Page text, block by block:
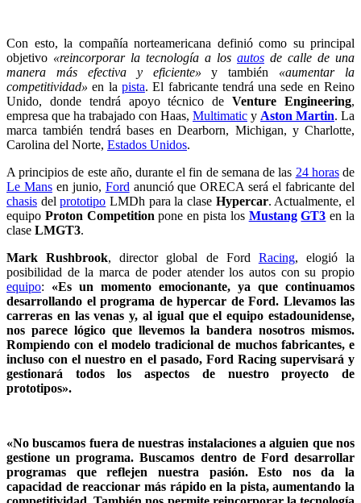
Con esto, la compañía norteamericana definió como su principal
objetivo «reincorporar la tecnología a los autos de calle de una
manera más efectiva y eficiente» y también «aumentar la
competitividad» en la pista. El fabricante tendrá una sede en Reino
Unido, donde tendrá apoyo técnico deVenture Engineering,
empresa que ha trabajado con Haas, Multimatic y Aston Martin. La
marca también tendrá bases en Dearborn, Michigan, y Charlotte,
Carolina del Norte, Estados Unidos.
A principios de este año, durante el fin de semana de las 24 horasde
Le Mansen junio, Ford anunció que ORECA será el fabricante del
chasis delprototipo LMDh para la clase Hypercar. Actualmente, el
equipo Proton Competition pone en pista los Mustang GT3 en la
clase LMGT3.
Mark Rushbrook, director global de Ford Racing, elogió la
posibilidad de la marca de poder atender los autos con su propio
equipo: «Es un momento emocionante, ya que continuamos
desarrollando el programa de hypercar de Ford. Llevamos las
carreras en las venas y, al igual que el equipo estadounidense,
nos parece lógico que llevemos la bandera nosotros mismos.
Rompiendo con el modelo tradicional de muchos fabricantes, e
incluso con el nuestro en el pasado, Ford Racing supervisará y
gestionará todos los aspectos de nuestro proyecto de
prototipos».
«No buscamos fuera de nuestras instalaciones a alguien que nos
gestione un programa. Buscamos dentro de Ford desarrollar
programas que reflejen nuestra pasión. Esto nos da la
capacidad de reaccionar más rápido en la pista, aumentando la